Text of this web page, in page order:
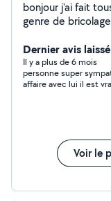
bonjour j'ai fait
genre de
Dernier avis
Il y a plus de 6 mois
personne super
affaire avec lui il est
Voir le